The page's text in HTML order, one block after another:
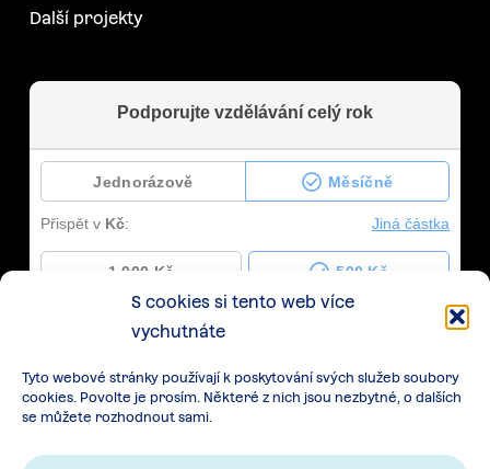
S cookies si tento web více
vychutnáte
Tyto webové stránky používají k poskytování svých služeb soubory
cookies. Povolte je prosím. Některé z nich jsou nezbytné, o dalších
se můžete rozhodnout sami.
Další projekty